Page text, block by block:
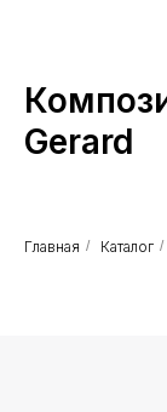
Gerard
Главная / Каталог /